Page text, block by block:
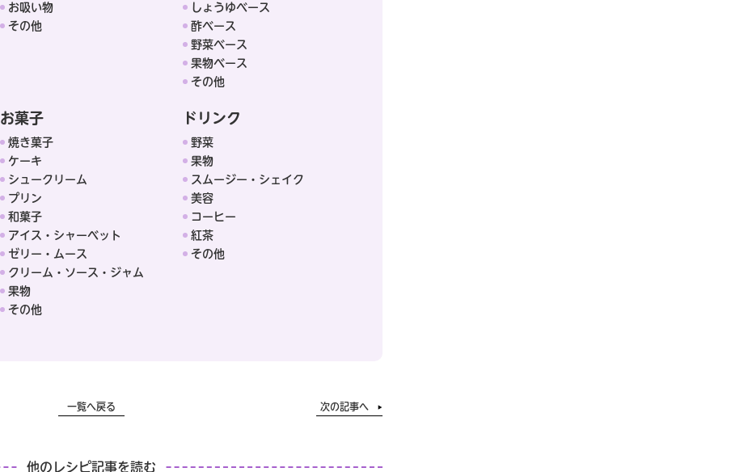
お吸い物
その他
しょうゆベース
酢ベース
野菜ベース
果物ベース
その他
お菓子
焼き菓子
ケーキ
シュークリーム
プリン
和菓子
アイス・シャーベット
ゼリー・ムース
クリーム・ソース・ジャム
果物
その他
ドリンク
野菜
果物
スムージー・シェイク
美容
コーヒー
紅茶
その他
一覧へ戻る 次の記事へ
他のレシピ記事を読む